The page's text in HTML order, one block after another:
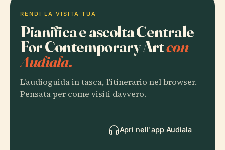
RENDI LA VISITA TUA
Pianifica e ascolta Centrale
For Contemporary Artcon
Audiala.
L'audioguida in tasca, l'itinerario nel browser.
Pensata per come visiti davvero.
Apri nell'app Audiala